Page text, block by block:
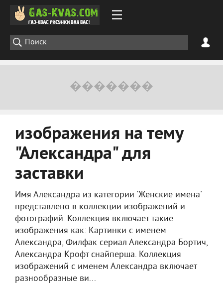
изображения на тему
"Александра" для
заставки
Имя Александра из категории 'Женские имена'
представлено в коллекции изображений и
фотографий. Коллекция включает такие
изображения как: Картинки с именем
Александра, Филфак сериал Александра Бортич,
Александра Крофт снайперша. Коллекция
изображений с именем Александра включает
разнообразные ви...